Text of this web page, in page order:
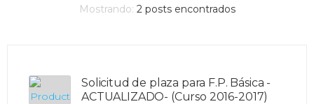
Mostrando: 2 posts encontrados
Solicitud de plaza para F.P. Básica -
ACTUALIZADO- (Curso 2016-2017)